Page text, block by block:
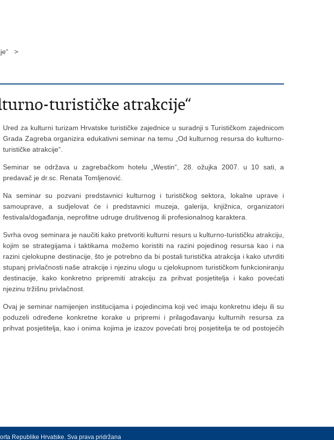
>
turističke atrakcije“
Ured za kulturni turizam Hrvatske turističke zajednice u suradnji s Turističkom zajednicom
Grada Zagreba organizira edukativni seminar na temu „Od kulturnog resursa do kulturno-
turističke atrakcije“.
Seminar se održava u zagrebačkom hotelu „Westin“, 28. ožujka 2007. u 10 sati, a
predavač je dr.sc. Renata Tomljenović.
Na seminar su pozvani predstavnici kulturnog i turističkog sektora, lokalne uprave i
samouprave, a sudjelovat će i predstavnici muzeja, galerija, knjižnica, organizatori
festivala/događanja, neprofitne udruge društvenog ili profesionalnog karaktera.
Svrha ovog seminara je naučiti kako pretvoriti kulturni resurs u kulturno-turističku atrakciju,
kojim se strategijama i taktikama možemo koristiti na razini pojedinog resursa kao i na
razini cjelokupne destinacije, što je potrebno da bi postali turistička atrakcija i kako utvrditi
stupanj privlačnosti naše atrakcije i njezinu ulogu u cjelokupnom turističkom funkcioniranju
destinacije, kako konkretno pripremiti atrakciju za prihvat posjetitelja i kako povećati
njezinu tržišnu privlačnost.
Ovaj je seminar namijenjen institucijama i pojedincima koji već imaju konkretnu ideju ili su
poduzeli određene konkretne korake u pripremi i prilagođavanju kulturnih resursa za
prihvat posjetitelja, kao i onima kojima je izazov povećati broj posjetitelja te od postojećih
Republike Hrvatske. Sva prava pridržana